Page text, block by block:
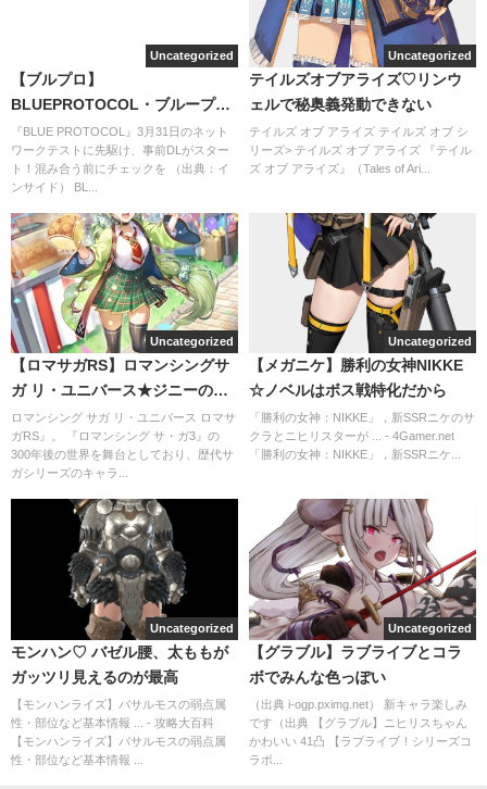
Uncategorized
【ブルプロ】
BLUEPROTOCOL・ブループロ
トコル☆6/28開始なのでしょう
か？
『BLUE PROTOCOL』3月31日のネット
ワークテストに先駆け、事前DLがスター
ト！混み合う前にチェックを （出典：イ
ンサイド） BL...
Uncategorized
テイルズオブアライズ♡リンウ
ェルで秘奥義発動できない
テイルズ オブ アライズ テイルズ オブ シ
リーズ> テイルズ オブ アライズ 『テイル
ズ オブ アライズ』（Tales of Ari...
Uncategorized
【ロマサガRS】ロマンシングサ
ガ リ・ユニバース★ジニーのイ
ラストのドヤ顔が可愛くて
ロマンシング サガ リ・ユニバース ロマサ
ガRS』。 『ロマンシング サ・ガ3』の
300年後の世界を舞台としており、歴代サ
ガシリーズのキャラ...
Uncategorized
【メガニケ】勝利の女神NIKKE
☆ノベルはボス戦特化だから
「勝利の女神：NIKKE」，新SSRニケのサ
クラとニヒリスターが ... - 4Gamer.net
「勝利の女神：NIKKE」，新SSRニケ...
Uncategorized
モンハン♡ バゼル腰、太ももが
ガッツリ見えるのが最高
【モンハンライズ】バサルモスの弱点属
性・部位など基本情報 ... - 攻略大百科
【モンハンライズ】バサルモスの弱点属
性・部位など基本情報 ...
Uncategorized
【グラブル】ラブライブとコラ
ボでみんな色っぽい
（出典 i-ogp.pximg.net） 新キャラ楽しみ
です（出典 【グラブル】ニヒリスちゃん
かわいい 41凸 【ラブライブ！シリーズコ
ラボ...